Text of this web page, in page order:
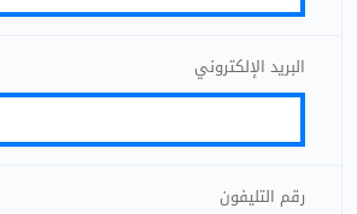
البريد الإلكتروني
رقم التليفون